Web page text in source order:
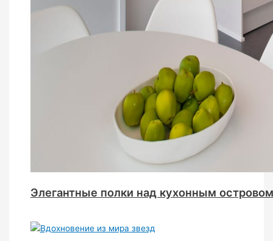
Элегантные полки над кухонным островом